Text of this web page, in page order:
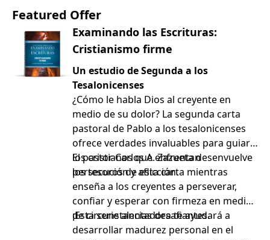
Featured Offer
Examinando las Escrituras:
Cristianismo firme
Un estudio de Segunda a los
Tesalonicenses
¿Cómo le habla Dios al creyente en
medio de su dolor? La segunda carta
pastoral de Pablo a los tesalonicenses
ofrece verdades invaluables para guiar a
los cristianos que enfrentan
persecución y aflicción.
El pastor Carlos A. Zazueta desenvuelve
los tesoros de esta carta mientras
enseña a los creyentes a perseverar,
confiar y esperar con firmeza en medio
de circunstancias desafiantes.
¡Esta serie alentadora te ayudará a
desarrollar madurez personal en el